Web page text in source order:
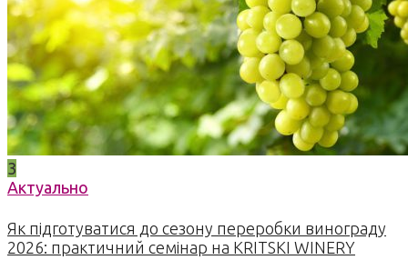
3
Актуально
Як підготуватися до сезону переробки винограду
2026: практичний семінар на KRITSKI WINERY